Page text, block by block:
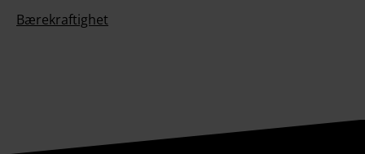
Bærekraftighet